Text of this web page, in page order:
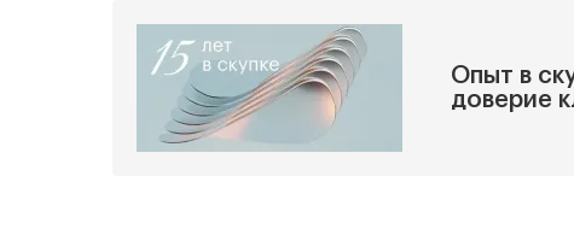
Опыт в
доверие